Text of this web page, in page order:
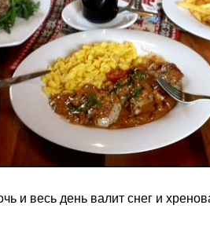
и весь день валит снег и